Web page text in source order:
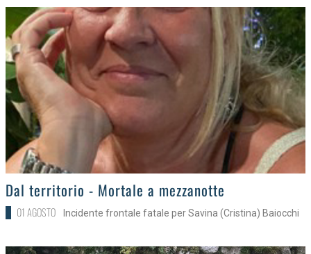
>
Dal territorio - Mortale a mezzanotte
01 AGOSTO Incidente frontale fatale per Savina (Cristina) Baiocchi